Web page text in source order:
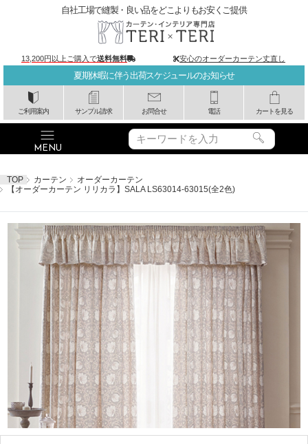
夏期休暇に伴う出荷スケジュールのお知らせ
ご利用案内 サンプル請求 お問合せ 電話 カートを見る
自社工場で縫製・良い品をどこよりもお安くご提供
13,200円以上ご購入で送料無料 安心のオーダーカーテン丈直し
TOP カーテン
オーダーカーテン
【オーダーカーテン リリカラ】SALA LS63014-63015(全2色)